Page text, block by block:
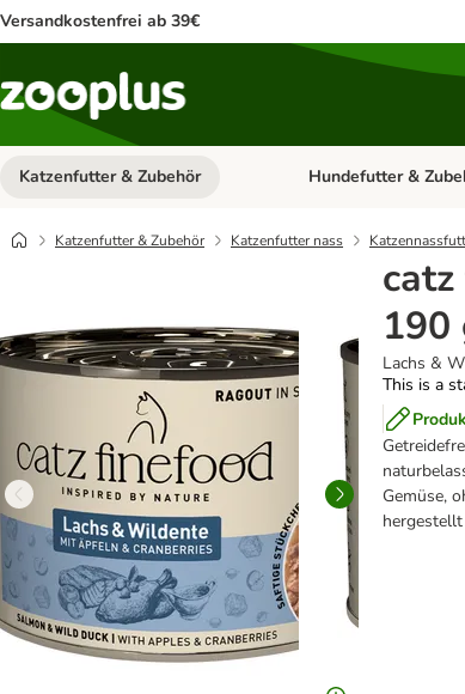
Versandkostenfrei ab 39€
Katzenfutter & Zubehör Kategorie-Menü
Hundefutter &
Katzenfutter & Zubehör Katzenfutter nass
190
Lachs &
This is a
Gemüse,
hergestellt